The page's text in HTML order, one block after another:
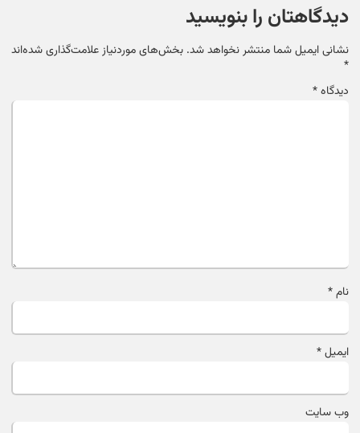
دیدگاهتان را بنویسید
نشانی ایمیل شما منتشر نخواهد شد. بخش‌های موردنیاز علامت‌گذاری شده‌اند
*
دیدگاه*
نام*
ایمیل*
وب‌ سایت